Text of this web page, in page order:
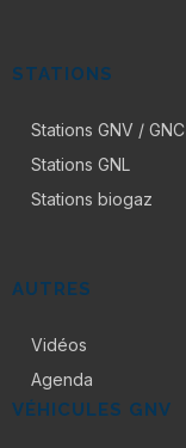
STATIONS
Stations GNV / GNC
Stations GNL
Stations biogaz
AUTRES
Vidéos
Agenda
VÉHICULES GNV